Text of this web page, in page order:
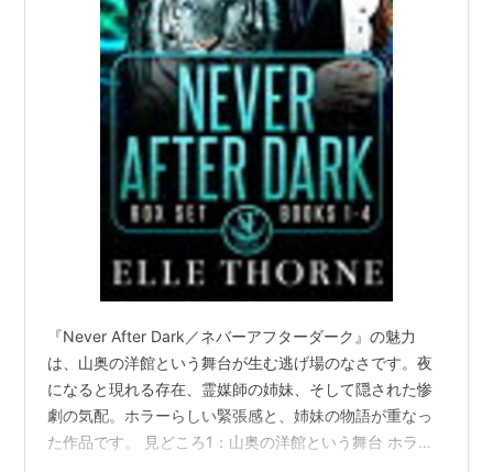
『Never After Dark／ネバーアフターダーク』の魅力
は、山奥の洋館という舞台が生む逃げ場のなさです。夜
になると現れる存在、霊媒師の姉妹、そして隠された惨
劇の気配。ホラーらしい緊張感と、姉妹の物語が重なっ
た作品です。 見どころ1：山奥の洋館という舞台 ホラー